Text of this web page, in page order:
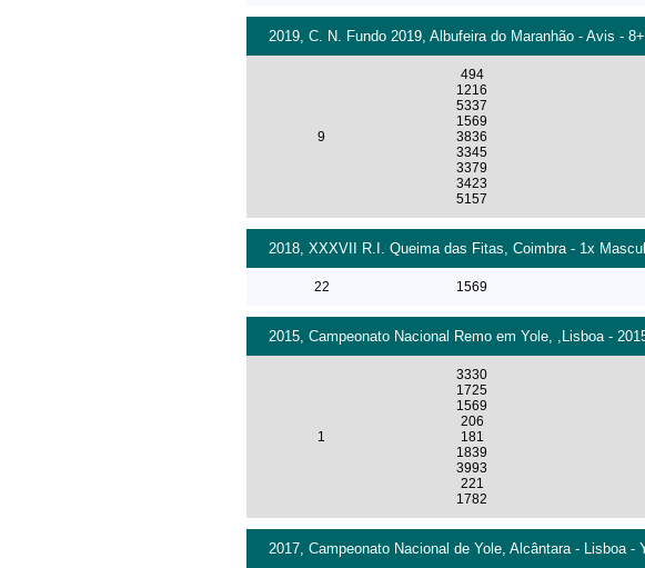
2019, C. N. Fundo 2019, Albufeira do Maranhão - Avis -
9
494
1216
5337
1569
3836
3345
3379
3423
5157
2018, XXXVII R.I. Queima das Fitas, Coimbra - 1x
22 1569
2015, Campeonato Nacional Remo em Yole, ,Lisboa -
1
3330
1725
1569
206
181
1839
3993
221
1782
2017, Campeonato Nacional de Yole, Alcântara - Lisboa